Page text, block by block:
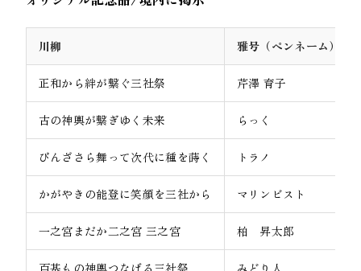
川柳 雅号（ペンネーム）
正和から絆が繋ぐ三社祭 芹澤 育子
古の神輿が繋ぎゆく未来 らっく
びんざさら舞って次代に種を蒔く トラノ
かがやきの能登に笑顔を三社から マリンビスト
一之宮まだか二之宮 三之宮 柏 昇太郎
百基もの神輿つなげる三社祭 みどり人